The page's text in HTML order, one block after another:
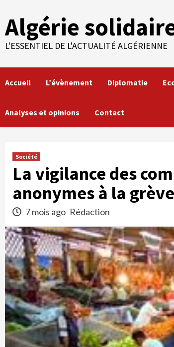
content
Algérie
L'ESSENTIEL DE L'ACTUALITÉ ALGÉRIENNE
Accueil L’évènement Diplomatie
Analyses et opinions Contact
Société
La vigilance des
anonymes à la grève
7 mois ago Rédaction